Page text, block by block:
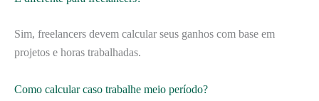
Sim, freelancers devem calcular seus ganhos com base em
projetos e horas trabalhadas.
Como calcular caso trabalhe meio período?